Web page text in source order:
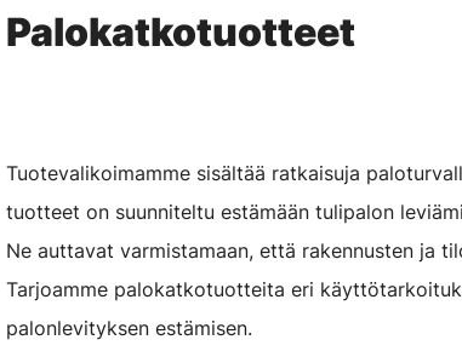
Palokatkotuotteet
Tuotevalikoimamme sisältää ratkaisuja
tuotteet on suunniteltu estämään tulipalon
Ne auttavat varmistamaan, että rakennusten ja
Tarjoamme palokatkotuotteita eri
palonlevityksen estämisen.